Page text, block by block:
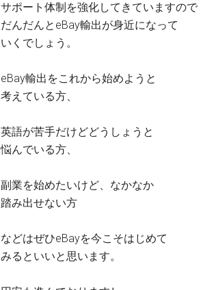
サポート体制を強化してきていますので
だんだんとeBay輸出が身近になって
いくでしょう。
eBay輸出をこれから始めようと
考えている方、
英語が苦手だけどどうしょうと
悩んでいる方、
副業を始めたいけど、なかなか
踏み出せない方
などはぜひeBayを今こそはじめて
みるといいと思います。